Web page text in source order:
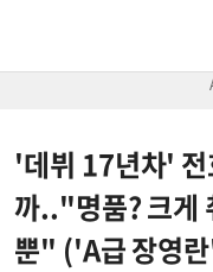
'데뷔 17년차'
까.."명품? 크게
뿐" ('A급 장영